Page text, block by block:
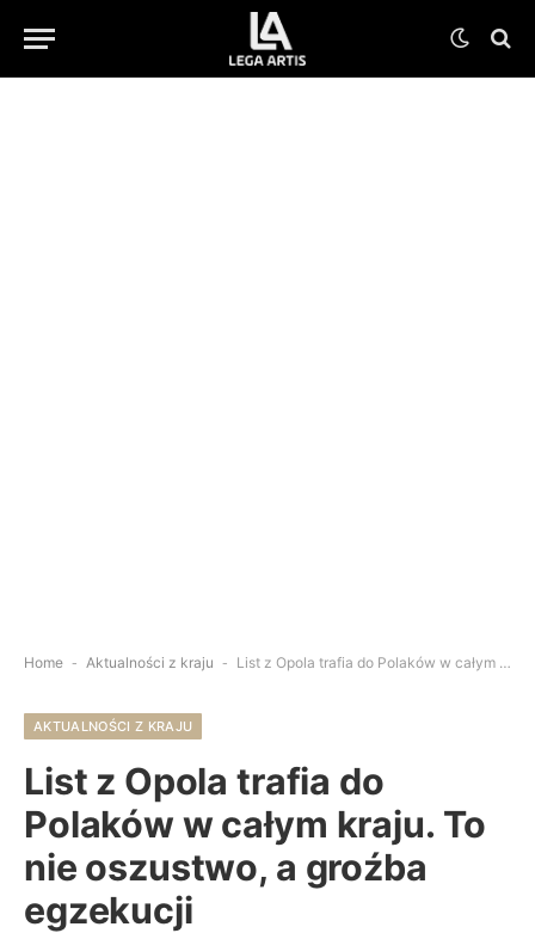
Home - Aktualności z kraju - List z Opola trafia do Polaków w całym kraju. To nie oszustwo, a groźba egzekucji
AKTUALNOŚCI Z KRAJU
List z Opola trafia do
Polaków w całym kraju. To
nie oszustwo, a groźba
egzekucji